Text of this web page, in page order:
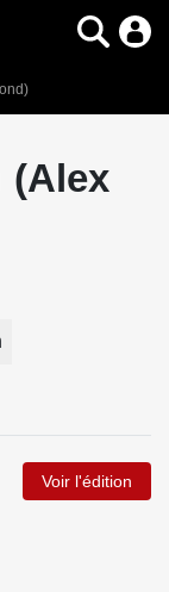
(Alex
Voir l'édition